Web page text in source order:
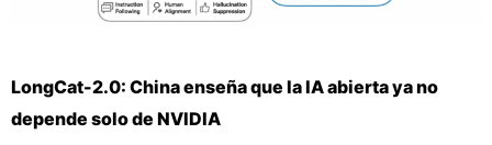
LongCat-2.0: China enseña que la IA abierta ya no
depende solo de NVIDIA